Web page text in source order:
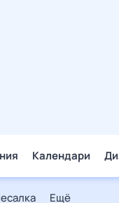
Календари
Ещё